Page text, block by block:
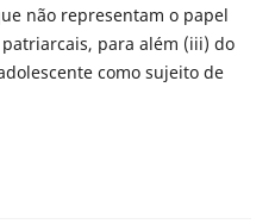
não representam o papel
para além (iii) do
como sujeito de